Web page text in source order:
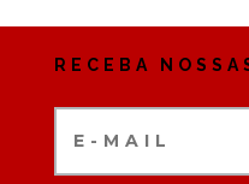
RECEBA